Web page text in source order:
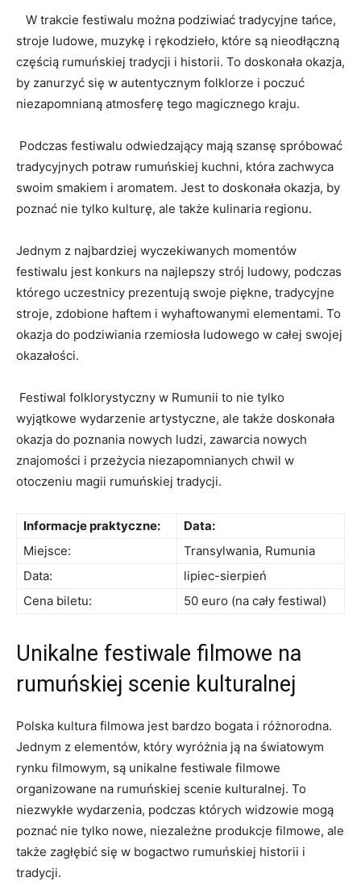
‌ ⁢ ​ W trakcie festiwalu można​ podziwiać tradycyjne tańce,
stroje ludowe, muzykę i ‍rękodzieło, które są nieodłączną
częścią ⁣rumuńskiej ‍tradycji i historii. To doskonała okazja,
by zanurzyć ⁤się w autentycznym ⁤folklorze i poczuć
niezapomnianą atmosferę tego ⁣magicznego kraju.
​ Podczas festiwalu odwiedzający mają ⁣szansę spróbować
⁤tradycyjnych potraw‌ rumuńskiej kuchni, która zachwyca
swoim smakiem i aromatem. Jest to doskonała ‍okazja, by
poznać nie ‌tylko ​kulturę, ‍ale także kulinaria regionu.
Jednym z najbardziej wyczekiwanych momentów
festiwalu jest konkurs na ‍najlepszy strój ludowy, ‌podczas
którego uczestnicy​ prezentują​ swoje‌ piękne, tradycyjne
stroje,​ zdobione haftem i wyhaftowanymi elementami. ‌To
okazja do ⁢podziwiania rzemiosła ⁤ludowego w całej⁤ swojej
okazałości.
​ ‌Festiwal folklorystyczny w Rumunii‌ to nie‍ tylko
wyjątkowe wydarzenie artystyczne, ale także doskonała
okazja do poznania nowych ludzi, zawarcia nowych
znajomości ‍i‌ przeżycia niezapomnianych chwil ​w
otoczeniu magii rumuńskiej tradycji.
Informacje​ praktyczne:
Data:
Miejsce:
Transylwania, Rumunia
Data:
lipiec-sierpień
Cena ⁣biletu:
50 euro (na⁤ cały​ festiwal)
Unikalne⁣ festiwale ​filmowe na
rumuńskiej scenie kulturalnej
Polska ​kultura filmowa jest bardzo bogata i różnorodna. ​
Jednym z ‍elementów, ‍który wyróżnia ją na światowym
rynku filmowym, są⁤ unikalne‌ festiwale ⁢filmowe
organizowane na rumuńskiej ​scenie ⁣kulturalnej. To‍
niezwykłe wydarzenia, podczas których⁢ widzowie mogą
poznać nie tylko nowe, niezależne produkcje​ filmowe, ale​
także zagłębić się w bogactwo rumuńskiej historii i
tradycji.